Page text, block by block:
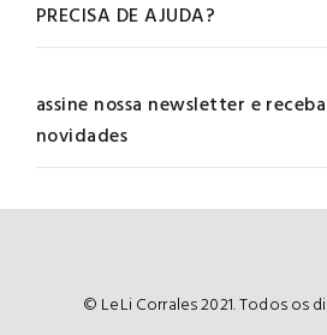
assine nossa newsletter e
novidades
PRECISA DE AJUDA?
© LeLi Corrales 2021. Todos os